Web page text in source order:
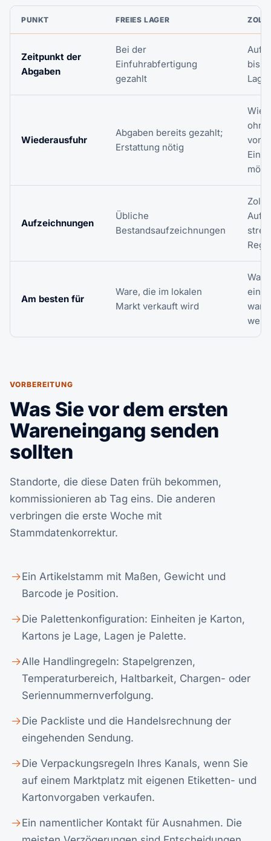
PUNKT FREIES LAGER
Zeitpunkt der
Abgaben
Bei der
Einfuhrabfertigung
gezahlt
bis
Wiederausfuhr
Abgaben bereits gezahlt;
Erstattung nötig
ohne
von
Aufzeichnungen
Übliche
Bestandsaufzeichnungen
Am besten für
Ware, die im lokalen
Markt verkauft wird
VORBEREITUNG
Was Sie vor dem ersten
Wareneingang senden
sollten
Standorte, die diese Daten früh bekommen,
kommissionieren ab Tag eins. Die anderen
verbringen die erste Woche mit
Stammdatenkorrektur.
Ein Artikelstamm mit Maßen, Gewicht und
Barcode je Position.
Die Palettenkonfiguration: Einheiten je Karton,
Kartons je Lage, Lagen je Palette.
Alle Handlingregeln: Stapelgrenzen,
Temperaturbereich, Haltbarkeit, Chargen- oder
Seriennummernverfolgung.
Die Packliste und die Handelsrechnung der
eingehenden Sendung.
Die Verpackungsregeln Ihres Kanals, wenn Sie
auf einem Marktplatz mit eigenen Etiketten- und
Kartonvorgaben verkaufen.
Ein namentlicher Kontakt für Ausnahmen. Die